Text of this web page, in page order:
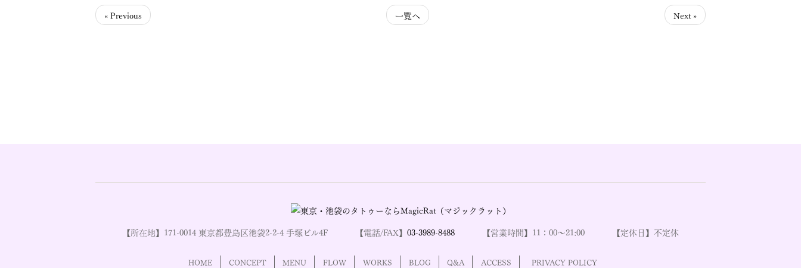
« Previous 一覧へ Next »
【所在地】171-0014 東京都豊島区池袋2-2-4 手塚ビル4F 【電話/FAX】 03-3989-8488 【営業時間】11：00～21:00 【定休日】不定休
HOME CONCEPT MENU FLOW WORKS BLOG Q&A ACCESS PRIVACY POLICY